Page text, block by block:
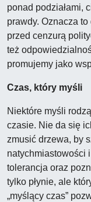
ponad podziałami,
prawdy. Oznacza
przed cenzurą
też
promujemy jako
Czas, który myśli
Niektóre myśli
czasie. Nie da się
zmusić drzewa, by
natychmiastowości
tolerancja oraz
tylko płynie, ale
„myślący czas”